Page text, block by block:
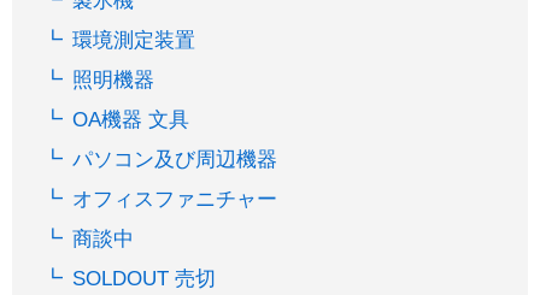
環境測定装置
照明機器
OA機器 文具
パソコン及び周辺機器
オフィスファニチャー
商談中
SOLDOUT 売切